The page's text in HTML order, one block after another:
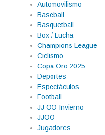
Automovilismo
Baseball
Basquetball
Box / Lucha
Champions League
Ciclismo
Copa Oro 2025
Deportes
Espectáculos
Football
JJ OO Invierno
JJOO
Jugadores